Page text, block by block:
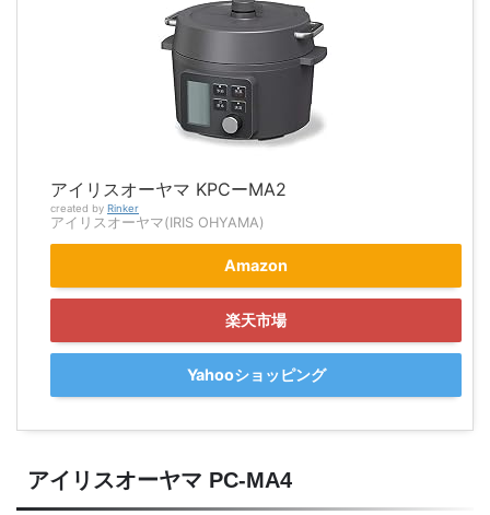
アイリスオーヤマ KPCーMA2
created by Rinker
アイリスオーヤマ(IRIS OHYAMA)
Amazon
楽天市場
Yahooショッピング
アイリスオーヤマ PC-MA4